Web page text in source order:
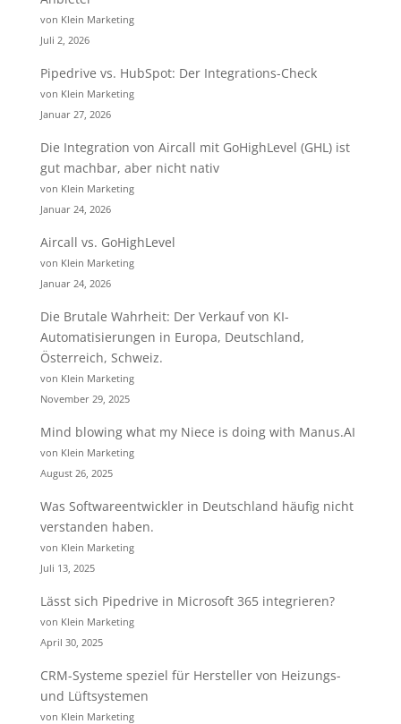
von Klein Marketing
Juli 2, 2026
Pipedrive vs. HubSpot: Der Integrations-Check
von Klein Marketing
Januar 27, 2026
Die Integration von Aircall mit GoHighLevel (GHL) ist
gut machbar, aber nicht nativ
von Klein Marketing
Januar 24, 2026
Aircall vs. GoHighLevel
von Klein Marketing
Januar 24, 2026
Die Brutale Wahrheit: Der Verkauf von KI-
Automatisierungen in Europa, Deutschland,
Österreich, Schweiz.
von Klein Marketing
November 29, 2025
Mind blowing what my Niece is doing with Manus.AI
von Klein Marketing
August 26, 2025
Was Softwareentwickler in Deutschland häufig nicht
verstanden haben.
von Klein Marketing
Juli 13, 2025
Lässt sich Pipedrive in Microsoft 365 integrieren?
von Klein Marketing
April 30, 2025
CRM-Systeme speziel für Hersteller von Heizungs-
und Lüftsystemen
von Klein Marketing